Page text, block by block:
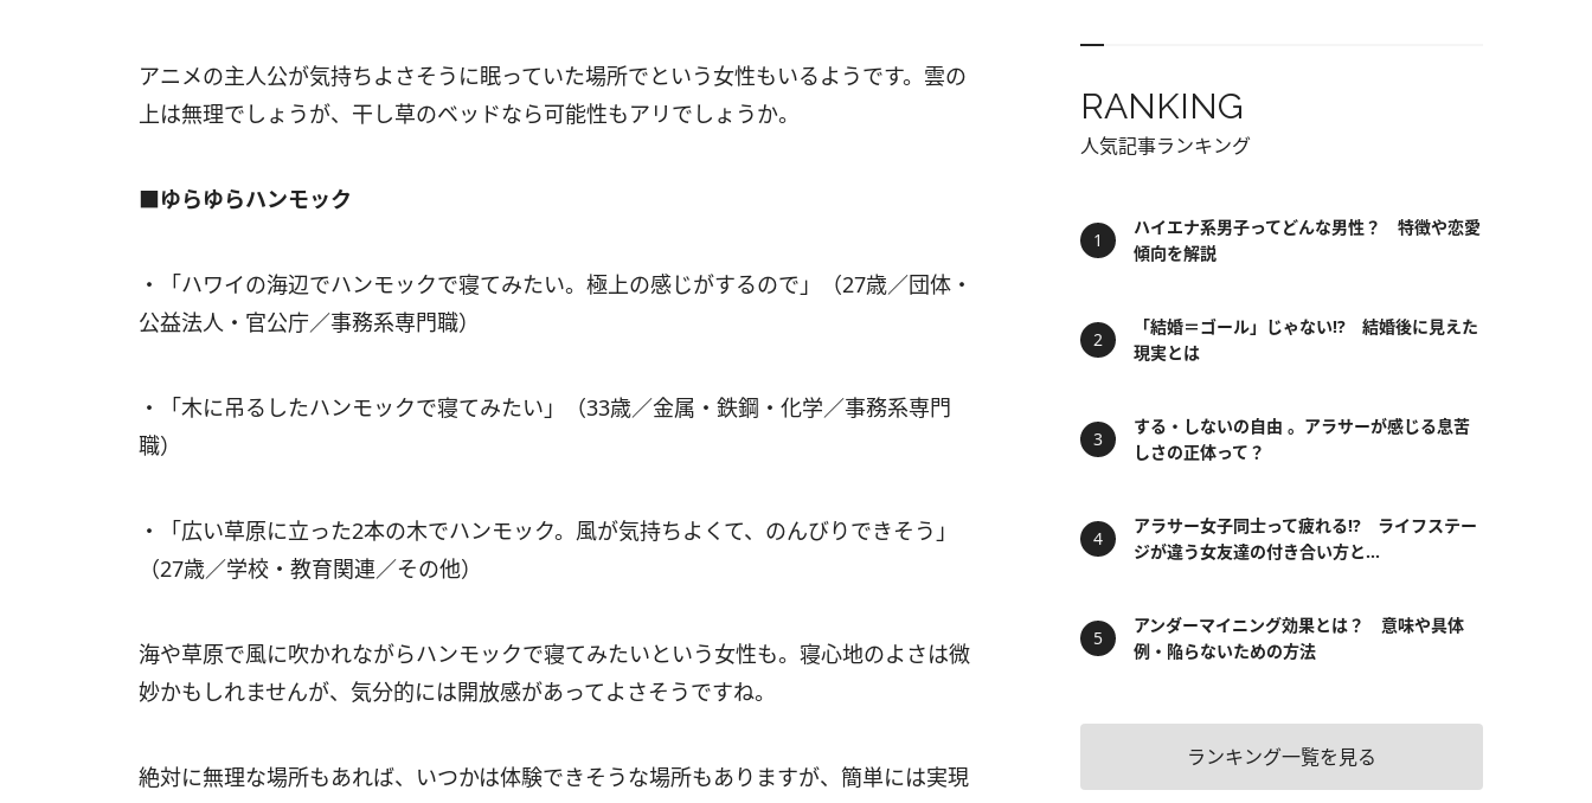
アニメの主人公が気持ちよさそうに眠っていた場所でという女性もいるようです。雲の
上は無理でしょうが、干し草のベッドなら可能性もアリでしょうか。
■ゆらゆらハンモック
・「ハワイの海辺でハンモックで寝てみたい。極上の感じがするので」（27歳／団体・
公益法人・官公庁／事務系専門職）
・「木に吊るしたハンモックで寝てみたい」（33歳／金属・鉄鋼・化学／事務系専門
職）
・「広い草原に立った2本の木でハンモック。風が気持ちよくて、のんびりできそう」
（27歳／学校・教育関連／その他）
海や草原で風に吹かれながらハンモックで寝てみたいという女性も。寝心地のよさは微
妙かもしれませんが、気分的には開放感があってよさそうですね。
絶対に無理な場所もあれば、いつかは体験できそうな場所もありますが、簡単には実現
RANKING
人気記事ランキング
ハイエナ系男子ってどんな男性？ 特徴や恋愛
傾向を解説
「結婚＝ゴール」じゃない⁉ 結婚後に見えた
現実とは
する・しないの自由 。アラサーが感じる息苦
しさの正体って？
アラサー女子同士って疲れる⁉ ライフステー
ジが違う女友達の付き合い方と...
アンダーマイニング効果とは？ 意味や具体
例・陥らないための方法
ランキング一覧を見る